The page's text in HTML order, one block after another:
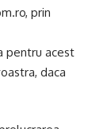
prin
pentru acest
daca